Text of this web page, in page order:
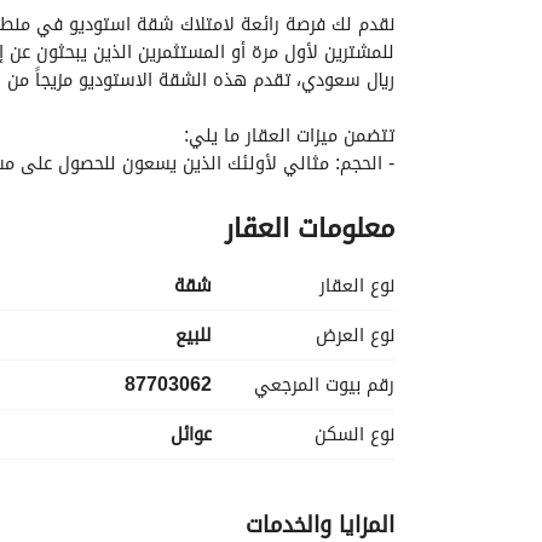
ريال سعودي، تقدم هذه الشقة الاستوديو مزيجاً من
تتضمن ميزات العقار ما يلي:
- الحجم: مثالي لأولئك الذين يسعون للحصول على
واحدة.
- الحمامات: تحتوي الشقة على حمام محفوظ بشكل
- غير مفروشة: تأتي الشقة غير مفروشة، مما يتيح
تشمل المرافق والمواصفات:
- الألياف البصرية: ابق متصلًا بخدمة الإنترنت عالية
- الكهرباء: إمدادات كهربائية موثوقة تلبي
- الصرف الصحي: أنظمة تصريف مناسبة في مكانها
معلومات العقار
نوع العقار
شقة
نوع العرض
للبيع
رقم بيوت المرجعي
87703062
نوع السكن
عوائل
المزايا والخدمات